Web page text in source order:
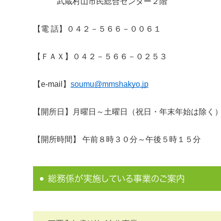
【電 話】０４２－５６６－００６１
【ＦＡＸ】０４２－５６６－０２５３
【e-mail】 soumu@mmshakyo.jp
【開所日】月曜日～土曜日（祝日・年末年始は除く
【開所時間】 午前８時３０分～午後５時１５分
総務係が実施している事業のご案内